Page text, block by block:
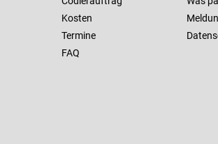
Kosten
Termine
FAQ